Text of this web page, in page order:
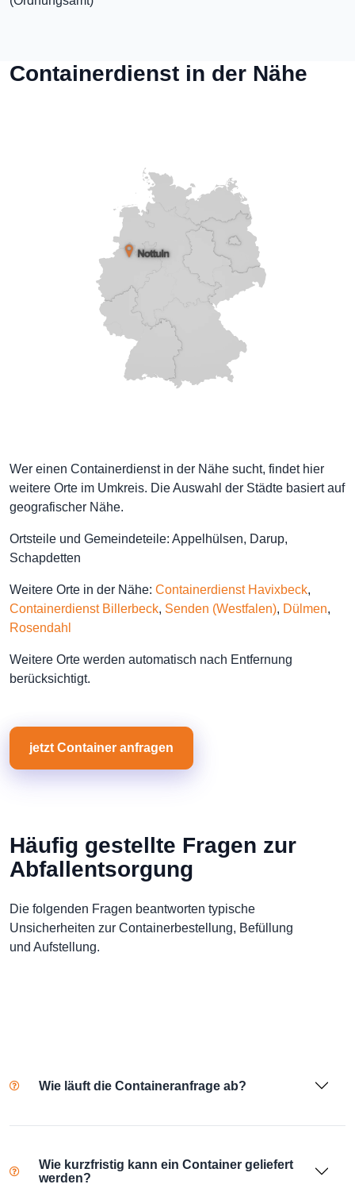
Containerdienst in der Nähe
Wer einen Containerdienst in der Nähe sucht, findet hier
weitere Orte im Umkreis. Die Auswahl der Städte basiert auf
geografischer Nähe.
Ortsteile und Gemeindeteile: Appelhülsen, Darup,
Schapdetten
Weitere Orte in der Nähe: Containerdienst Havixbeck,
Containerdienst Billerbeck, Senden (Westfalen), Dülmen,
Rosendahl
Weitere Orte werden automatisch nach Entfernung
berücksichtigt.
jetzt Container anfragen
Häufig gestellte Fragen zur
Abfallentsorgung
Die folgenden Fragen beantworten typische
Unsicherheiten zur Containerbestellung, Befüllung
und Aufstellung.
Wie läuft die Containeranfrage ab?
Wie kurzfristig kann ein Container geliefert
werden?